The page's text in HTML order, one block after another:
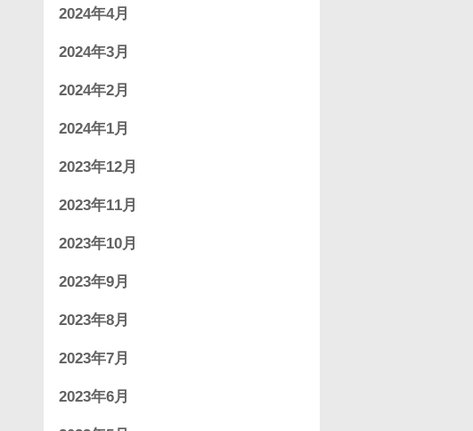
2024年4月
2024年3月
2024年2月
2024年1月
2023年12月
2023年11月
2023年10月
2023年9月
2023年8月
2023年7月
2023年6月